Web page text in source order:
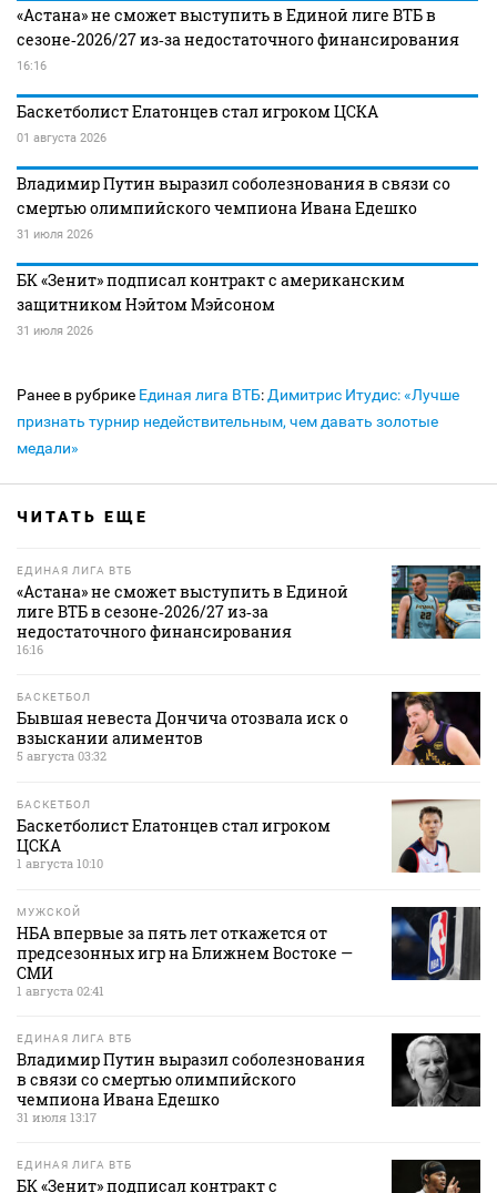
«Астана» не сможет выступить в Единой лиге ВТБ в
сезоне‑2026/27 из‑за недостаточного финансирования
16:16
Баскетболист Елатонцев стал игроком ЦСКА
01 августа 2026
Владимир Путин выразил соболезнования в связи со
смертью олимпийского чемпиона Ивана Едешко
31 июля 2026
БК «Зенит» подписал контракт с американским
защитником Нэйтом Мэйсоном
31 июля 2026
Ранее в рубрике Единая лига ВТБ: Димитрис Итудис: «Лучше
признать турнир недействительным, чем давать золотые
медали»
ЧИТАТЬ ЕЩЕ
ЕДИНАЯ ЛИГА ВТБ
«Астана» не сможет выступить в Единой
лиге ВТБ в сезоне‑2026/27 из‑за
недостаточного финансирования
16:16
БАСКЕТБОЛ
Бывшая невеста Дончича отозвала иск о
взыскании алиментов
5 августа 03:32
БАСКЕТБОЛ
Баскетболист Елатонцев стал игроком
ЦСКА
1 августа 10:10
МУЖСКОЙ
НБА впервые за пять лет откажется от
предсезонных игр на Ближнем Востоке —
СМИ
1 августа 02:41
ЕДИНАЯ ЛИГА ВТБ
Владимир Путин выразил соболезнования
в связи со смертью олимпийского
чемпиона Ивана Едешко
31 июля 13:17
ЕДИНАЯ ЛИГА ВТБ
БК «Зенит» подписал контракт с